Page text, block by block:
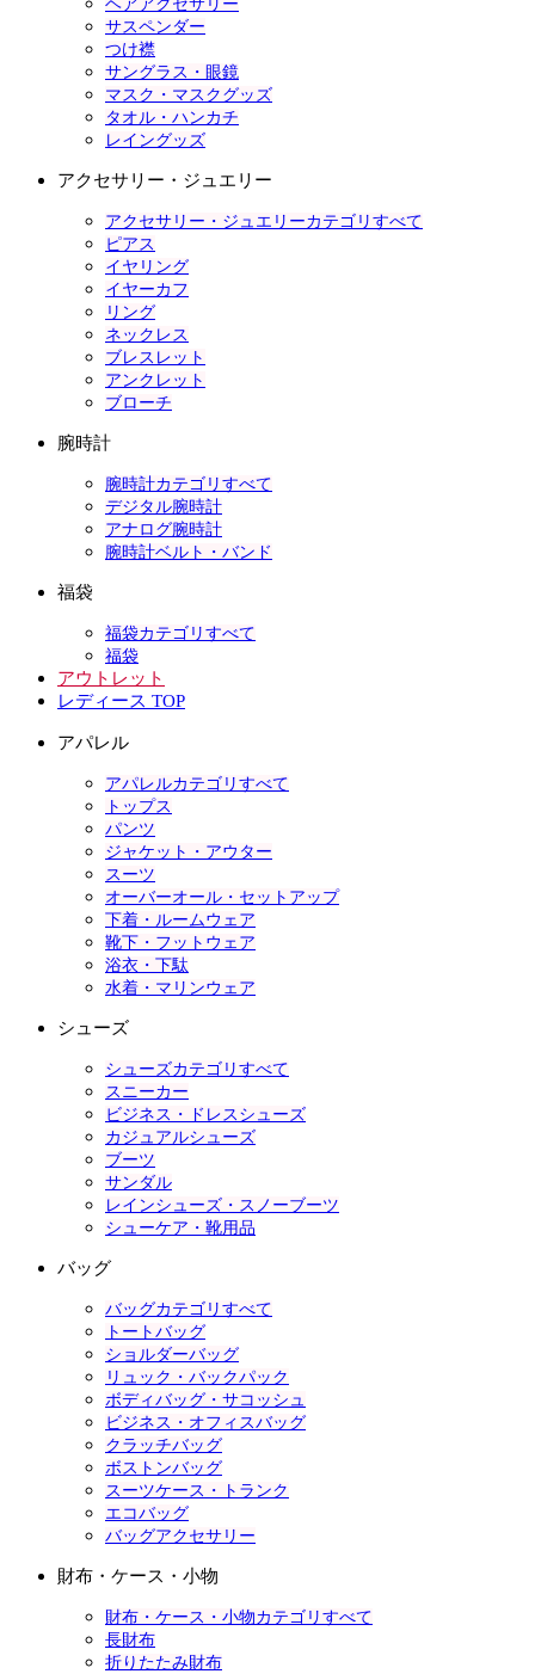
ヘアアクセサリー
サスペンダー
つけ襟
サングラス・眼鏡
マスク・マスクグッズ
タオル・ハンカチ
レイングッズ
アクセサリー・ジュエリー
アクセサリー・ジュエリーカテゴリすべて
ピアス
イヤリング
イヤーカフ
リング
ネックレス
ブレスレット
アンクレット
ブローチ
腕時計
腕時計カテゴリすべて
デジタル腕時計
アナログ腕時計
腕時計ベルト・バンド
福袋
福袋カテゴリすべて
福袋
アウトレット
レディース TOP
アパレル
アパレルカテゴリすべて
トップス
パンツ
ジャケット・アウター
スーツ
オーバーオール・セットアップ
下着・ルームウェア
靴下・フットウェア
浴衣・下駄
水着・マリンウェア
シューズ
シューズカテゴリすべて
スニーカー
ビジネス・ドレスシューズ
カジュアルシューズ
ブーツ
サンダル
レインシューズ・スノーブーツ
シューケア・靴用品
バッグ
バッグカテゴリすべて
トートバッグ
ショルダーバッグ
リュック・バックパック
ボディバッグ・サコッシュ
ビジネス・オフィスバッグ
クラッチバッグ
ボストンバッグ
スーツケース・トランク
エコバッグ
バッグアクセサリー
財布・ケース・小物
財布・ケース・小物カテゴリすべて
長財布
折りたたみ財布